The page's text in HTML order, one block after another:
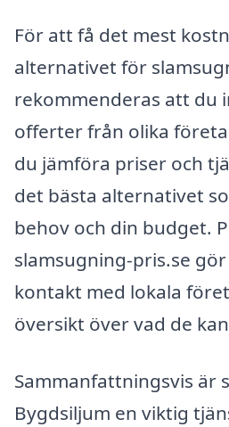
För att få det mest
alternativet för
rekommenderas att du
offerter från olika
du jämföra priser och
det bästa alternativet
behov och din budget.
slamsugning-pris.se
kontakt med lokala
översikt över vad de
Sammanfattningsvis är
Bygdsiljum en viktig